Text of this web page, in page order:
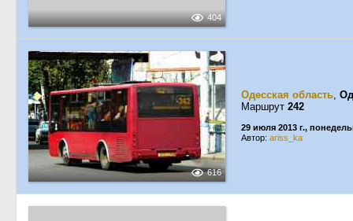
404
616
Одесская область,
Маршрут 242
29 июля 2013 г.,
Автор: ariss_ka